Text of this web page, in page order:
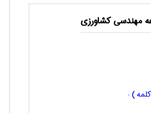
مهندسی كشاورزی
کلمه ) :